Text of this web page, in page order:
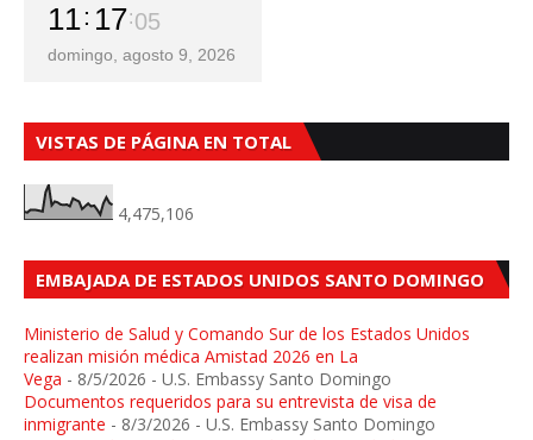
11 17 07
domingo, agosto 9, 2026
VISTAS DE PÁGINA EN TOTAL
4,475,106
EMBAJADA DE ESTADOS UNIDOS SANTO DOMINGO
Ministerio de Salud y Comando Sur de los Estados Unidos
realizan misión médica Amistad 2026 en La
Vega - 8/5/2026 - U.S. Embassy Santo Domingo
Documentos requeridos para su entrevista de visa de
inmigrante - 8/3/2026 - U.S. Embassy Santo Domingo